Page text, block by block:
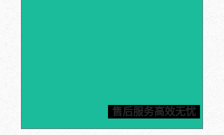
售后服务高效无忧
后服务体系，一旦发现质量问题，包邮费换货，为您解决
后顾之忧。